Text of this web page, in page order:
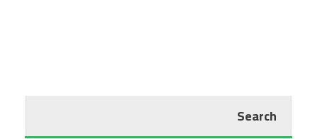
Search